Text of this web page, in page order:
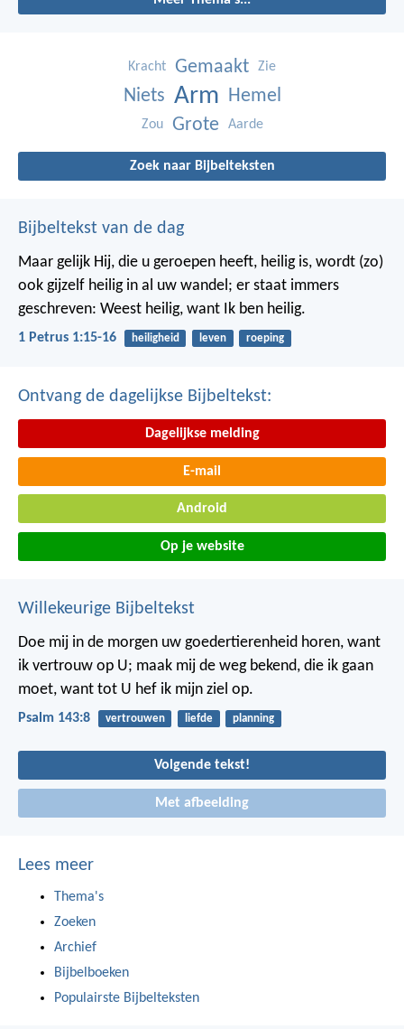
Kracht Gemaakt Zie
Niets Arm Hemel
Zou Grote Aarde
Zoek naar Bijbelteksten
Bijbeltekst van de dag
Maar gelijk Hij, die u geroepen heeft, heilig is, wordt (zo)
ook gijzelf heilig in al uw wandel; er staat immers
geschreven: Weest heilig, want Ik ben heilig.
1 Petrus 1:15-16 heiligheid leven roeping
Ontvang de dagelijkse Bijbeltekst:
Dagelijkse melding
E-mail
Android
Op je website
Willekeurige Bijbeltekst
Doe mij in de morgen uw goedertierenheid horen, want
ik vertrouw op U; maak mij de weg bekend, die ik gaan
moet, want tot U hef ik mijn ziel op.
Psalm 143:8 vertrouwen liefde planning
Volgende tekst!
Met afbeelding
Lees meer
Thema's
Zoeken
Archief
Bijbelboeken
Populairste Bijbelteksten